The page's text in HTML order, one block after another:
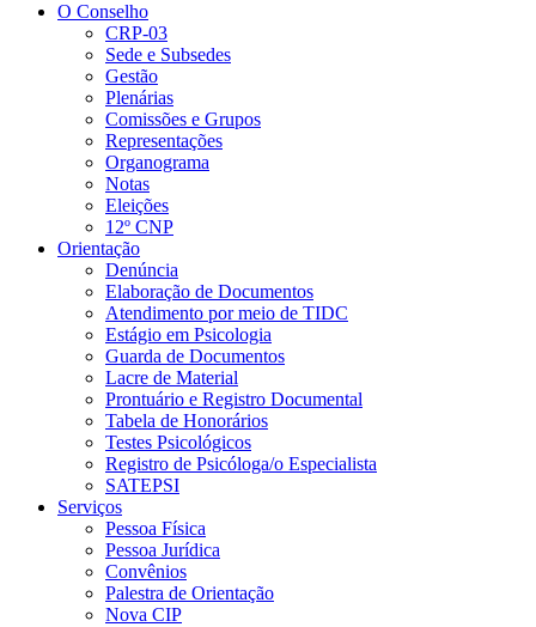
O Conselho
CRP-03
Sede e Subsedes
Gestão
Plenárias
Comissões e Grupos
Representações
Organograma
Notas
Eleições
12º CNP
Orientação
Denúncia
Elaboração de Documentos
Atendimento por meio de TIDC
Estágio em Psicologia
Guarda de Documentos
Lacre de Material
Prontuário e Registro Documental
Tabela de Honorários
Testes Psicológicos
Registro de Psicóloga/o Especialista
SATEPSI
Serviços
Pessoa Física
Pessoa Jurídica
Convênios
Palestra de Orientação
Nova CIP